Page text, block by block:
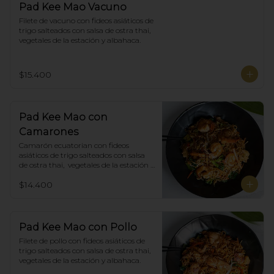
Pad Kee Mao Vacuno
Filete de vacuno con fideos asiáticos de
trigo salteados con salsa de ostra thai,
vegetales de la estación y albahaca.
$15.400
Pad Kee Mao con
Camarones
Camarón ecuatorian con fideos
asiáticos de trigo salteados con salsa
de ostra thai,  vegetales de la estación y
$14.400
Pad Kee Mao con Pollo
Filete de pollo con fideos asiáticos de
trigo salteados con salsa de ostra thai,
vegetales de la estación y albahaca.